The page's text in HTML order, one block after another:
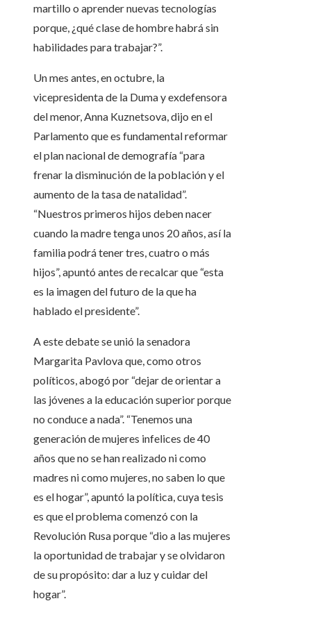
martillo o aprender nuevas tecnologías
porque, ¿qué clase de hombre habrá sin
habilidades para trabajar?”.
Un mes antes, en octubre, la
vicepresidenta de la Duma y exdefensora
del menor, Anna Kuznetsova, dijo en el
Parlamento que es fundamental reformar
el plan nacional de demografía “para
frenar la disminución de la población y el
aumento de la tasa de natalidad”.
“Nuestros primeros hijos deben nacer
cuando la madre tenga unos 20 años, así la
familia podrá tener tres, cuatro o más
hijos”, apuntó antes de recalcar que “esta
es la imagen del futuro de la que ha
hablado el presidente”.
A este debate se unió la senadora
Margarita Pavlova que, como otros
políticos, abogó por “dejar de orientar a
las jóvenes a la educación superior porque
no conduce a nada”. “Tenemos una
generación de mujeres infelices de 40
años que no se han realizado ni como
madres ni como mujeres, no saben lo que
es el hogar”, apuntó la política, cuya tesis
es que el problema comenzó con la
Revolución Rusa porque “dio a las mujeres
la oportunidad de trabajar y se olvidaron
de su propósito: dar a luz y cuidar del
hogar”.